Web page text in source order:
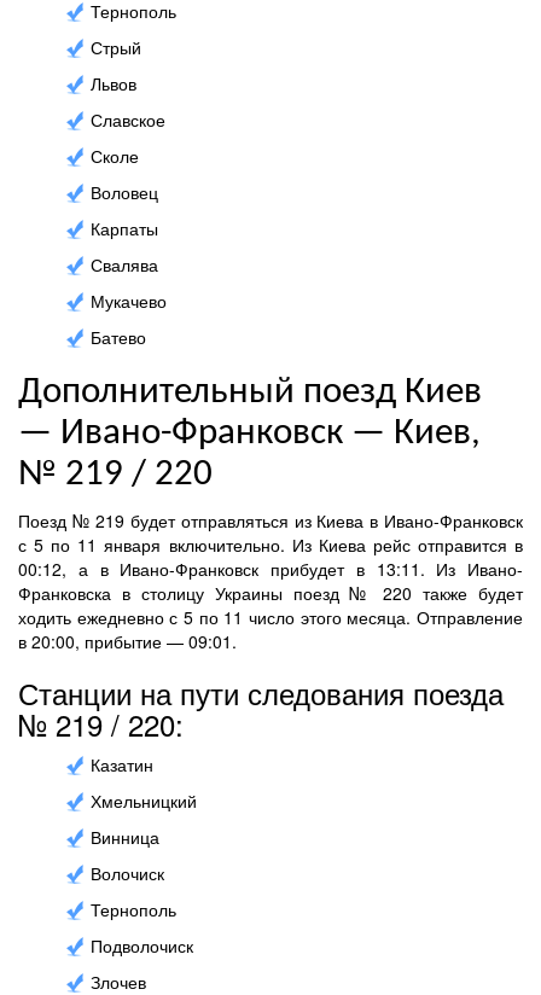
Тернополь
Стрый
Львов
Славское
Сколе
Воловец
Карпаты
Свалява
Мукачево
Батево
Дополнительный поезд Киев
— Ивано-Франковск — Киев,
№ 219 / 220
Поезд № 219 будет отправляться из Киева в Ивано-Франковск
с 5 по 11 января включительно. Из Киева рейс отправится в
00:12, а в Ивано-Франковск прибудет в 13:11. Из Ивано-
Франковска в столицу Украины поезд № 220 также будет
ходить ежедневно с 5 по 11 число этого месяца. Отправление
в 20:00, прибытие — 09:01.
Станции на пути следования поезда
№ 219 / 220:
Казатин
Хмельницкий
Винница
Волочиск
Тернополь
Подволочиск
Злочев